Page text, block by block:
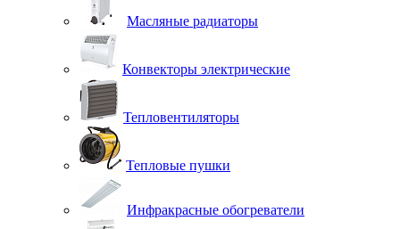
Масляные радиаторы
Конвекторы электрические
Тепловентиляторы
Тепловые пушки
Инфракрасные обогреватели